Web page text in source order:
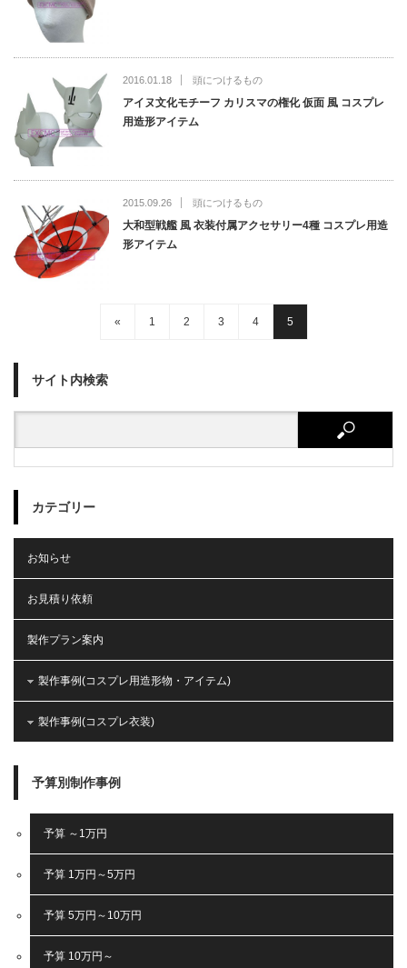
2016.01.18 頭につけるもの
アイヌ文化モチーフ カリスマの権化 仮面 風 コスプレ
用造形アイテム
2015.09.26 頭につけるもの
大和型戦艦 風 衣装付属アクセサリー4種 コスプレ用造
形アイテム
« 1 2 3 4 5
サイト内検索
カテゴリー
お知らせ
お見積り依頼
製作プラン案内
製作事例(コスプレ用造形物・アイテム)
製作事例(コスプレ衣装)
予算別制作事例
予算 ～1万円
予算 1万円～5万円
予算 5万円～10万円
予算 10万円～